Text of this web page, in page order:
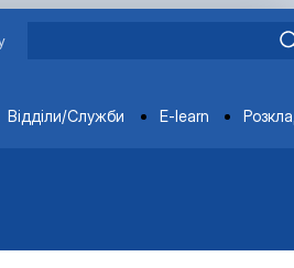
Відділи/Служби E-learn